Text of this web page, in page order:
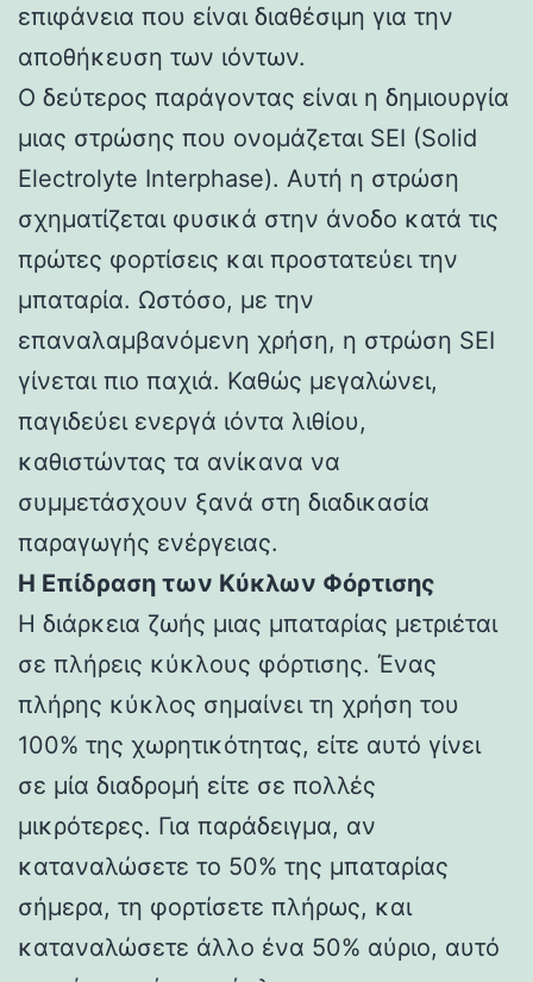
επιφάνεια που είναι διαθέσιμη για την
αποθήκευση των ιόντων.
Ο δεύτερος παράγοντας είναι η δημιουργία
μιας στρώσης που ονομάζεται SEI (Solid
Electrolyte Interphase). Αυτή η στρώση
σχηματίζεται φυσικά στην άνοδο κατά τις
πρώτες φορτίσεις και προστατεύει την
μπαταρία. Ωστόσο, με την
επαναλαμβανόμενη χρήση, η στρώση SEI
γίνεται πιο παχιά. Καθώς μεγαλώνει,
παγιδεύει ενεργά ιόντα λιθίου,
καθιστώντας τα ανίκανα να
συμμετάσχουν ξανά στη διαδικασία
παραγωγής ενέργειας.
Η Επίδραση των Κύκλων Φόρτισης
Η διάρκεια ζωής μιας μπαταρίας μετριέται
σε πλήρεις κύκλους φόρτισης. Ένας
πλήρης κύκλος σημαίνει τη χρήση του
100% της χωρητικότητας, είτε αυτό γίνει
σε μία διαδρομή είτε σε πολλές
μικρότερες. Για παράδειγμα, αν
καταναλώσετε το 50% της μπαταρίας
σήμερα, τη φορτίσετε πλήρως, και
καταναλώσετε άλλο ένα 50% αύριο, αυτό